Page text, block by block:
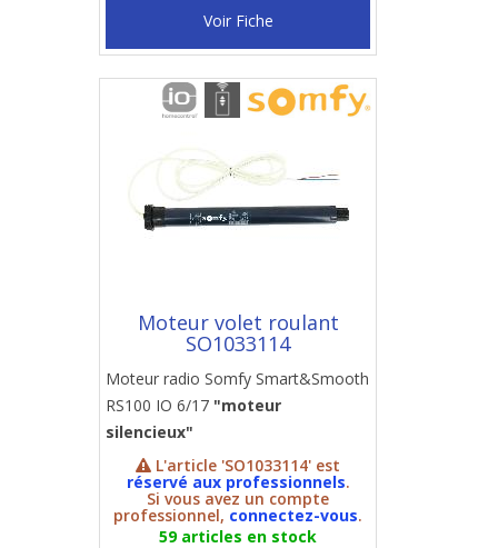
Voir Fiche
Moteur volet roulant
SO1033114
Moteur radio Somfy Smart&Smooth
RS100 IO 6/17 "moteur
silencieux"
L'article 'SO1033114' est
réservé aux professionnels.
Si vous avez un compte
professionnel, connectez-vous.
59 articles en stock